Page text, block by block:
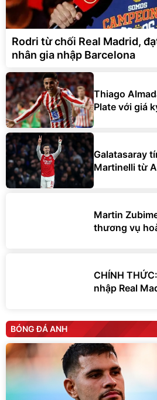
Rodri từ chối Real Madrid,
nhân gia nhập Barcelona
Thiago
Plate với giá
Galatasaray
Martinelli từ
Martin
thương vụ
CHÍNH
nhập Real
BÓNG ĐÁ ANH